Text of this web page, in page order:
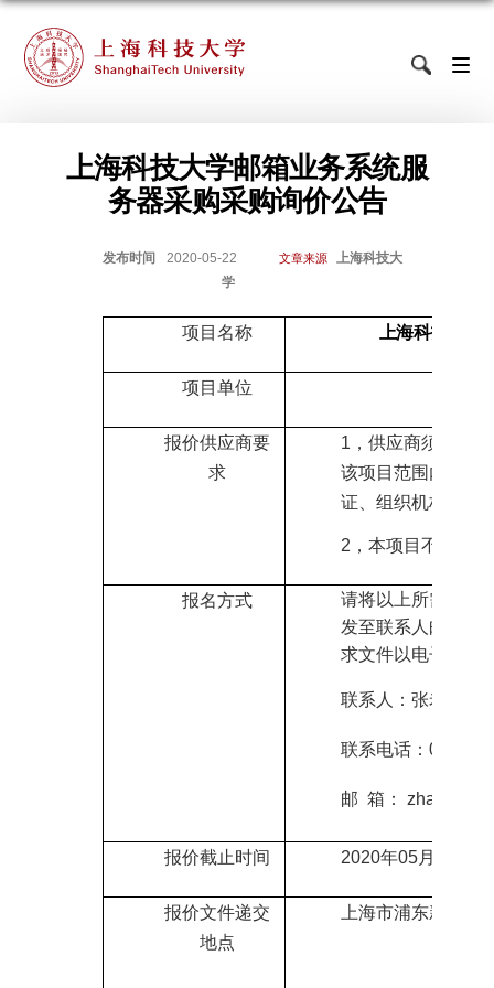
上海科技大学邮箱业务系统服
务器采购采购询价公告
发布时间 2020-05-22 文章来源
上海科技大
学
项目名称 上海科技大学
项目单位
报价供应商要
求
1 ，供应商须能独
该项目范围内的企
证、组织机构代码
2 ， 本项目不允许
报名方式
请将以上所需报名
发至联系人邮箱领
求文件以电子版的
联系人：张老师
联系电话：021-
邮 箱： zhangyd
报价截止时间 2020年05月
报价文件递交
地点
上海市浦东新区华